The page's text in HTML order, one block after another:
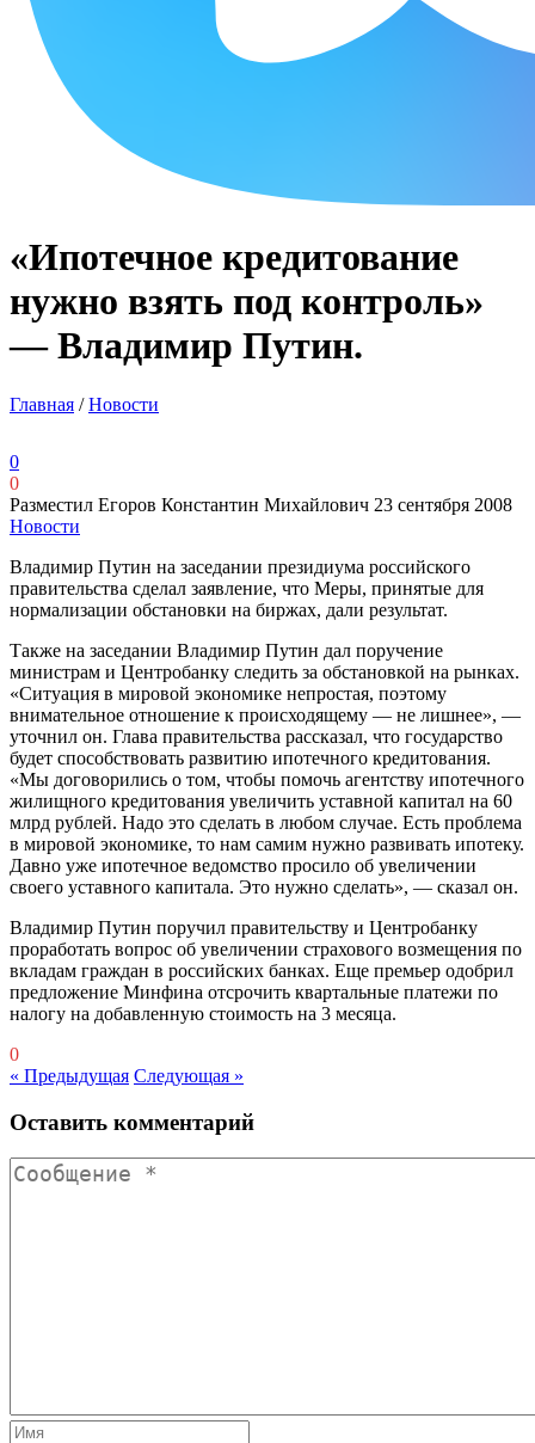
«Ипотечное кредитование
нужно взять под контроль»
— Владимир Путин.
Главная /Новости
0
0
Разместил Егоров Константин Михайлович 23 сентября 2008
Новости
Владимир Путин на заседании президиума российского
правительства сделал заявление, что Меры, принятые для
нормализации обстановки на биржах, дали результат.
Также на заседании Владимир Путин дал поручение
министрам и Центробанку следить за обстановкой на рынках.
«Ситуация в мировой экономике непростая, поэтому
внимательное отношение к происходящему — не лишнее», —
уточнил он. Глава правительства рассказал, что государство
будет способствовать развитию ипотечного кредитования.
«Мы договорились о том, чтобы помочь агентству ипотечного
жилищного кредитования увеличить уставной капитал на 60
млрд рублей. Надо это сделать в любом случае. Есть проблема
в мировой экономике, то нам самим нужно развивать ипотеку.
Давно уже ипотечное ведомство просило об увеличении
своего уставного капитала. Это нужно сделать», — сказал он.
Владимир Путин поручил правительству и Центробанку
проработать вопрос об увеличении страхового возмещения по
вкладам граждан в российских банках. Еще премьер одобрил
предложение Минфина отсрочить квартальные платежи по
налогу на добавленную стоимость на 3 месяца.
0
« Предыдущая Следующая »
Оставить комментарий